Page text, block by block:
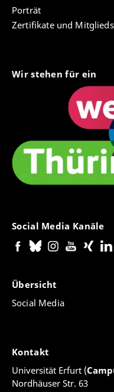
Porträt
Zertifikate und
Wir stehen für ein
Social Media Kanäle
Übersicht
Social Media
Kontakt
Universität Erfurt (
Nordhäuser Str. 63